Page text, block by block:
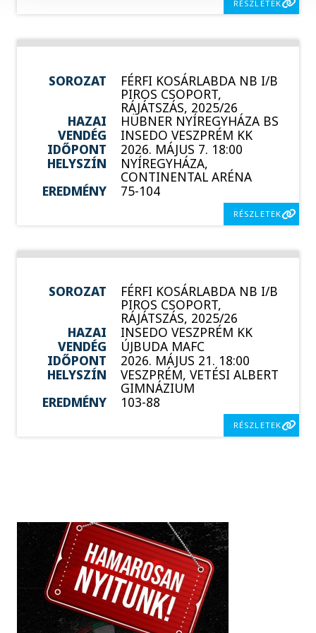
RÉSZLETEK
SOROZAT FÉRFI KOSÁRLABDA NB I/B
PIROS CSOPORT,
RÁJÁTSZÁS, 2025/26
HAZAI
HÜBNER NYÍREGYHÁZA BS
VENDÉG
INSEDO VESZPRÉM KK
IDŐPONT
2026. MÁJUS 7. 18:00
HELYSZÍN
NYÍREGYHÁZA,
CONTINENTAL ARÉNA
EREDMÉNY
75-104
RÉSZLETEK
SOROZAT FÉRFI KOSÁRLABDA NB I/B
PIROS CSOPORT,
RÁJÁTSZÁS, 2025/26
HAZAI
INSEDO VESZPRÉM KK
VENDÉG
ÚJBUDA MAFC
IDŐPONT
2026. MÁJUS 21. 18:00
HELYSZÍN
VESZPRÉM, VETÉSI ALBERT
GIMNÁZIUM
EREDMÉNY
103-88
RÉSZLETEK